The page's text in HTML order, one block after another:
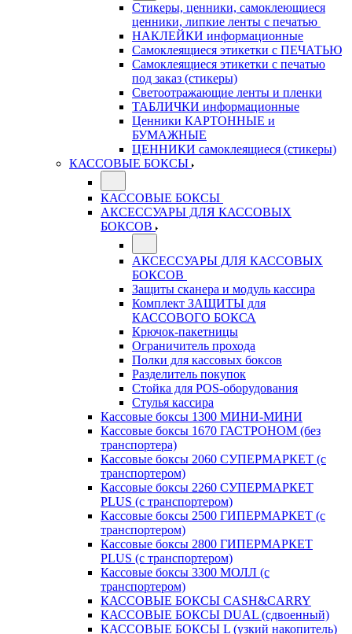
Стикеры, ценники, самоклеющиеся
ценники, липкие ленты с печатью
НАКЛЕЙКИ информационные
Самоклеящиеся этикетки с ПЕЧАТЬЮ
Самоклеящиеся этикетки с печатью
под заказ (стикеры)
Светоотражающие ленты и пленки
ТАБЛИЧКИ информационные
Ценники КАРТОННЫЕ и
БУМАЖНЫЕ
ЦЕННИКИ самоклеящиеся (стикеры)
КАССОВЫЕ БОКСЫ
КАССОВЫЕ БОКСЫ
АКСЕССУАРЫ ДЛЯ КАССОВЫХ
БОКСОВ
АКСЕССУАРЫ ДЛЯ КАССОВЫХ
БОКСОВ
Защиты сканера и модуль кассира
Комплект ЗАЩИТЫ для
КАССОВОГО БОКСА
Крючок-пакетницы
Ограничитель прохода
Полки для кассовых боксов
Разделитель покупок
Стойка для POS-оборудования
Стулья кассира
Кассовые боксы 1300 МИНИ-МИНИ
Кассовые боксы 1670 ГАСТРОНОМ (без
транспортера)
Кассовые боксы 2060 СУПЕРМАРКЕТ (с
транспортером)
Кассовые боксы 2260 СУПЕРМАРКЕТ
PLUS (с транспортером)
Кассовые боксы 2500 ГИПЕРМАРКЕТ (с
транспортером)
Кассовые боксы 2800 ГИПЕРМАРКЕТ
PLUS (с транспортером)
Кассовые боксы 3300 МОЛЛ (с
транспортером)
КАССОВЫЕ БОКСЫ CASH&CARRY
КАССОВЫЕ БОКСЫ DUAL (сдвоенный)
КАССОВЫЕ БОКСЫ L (узкий накопитель)